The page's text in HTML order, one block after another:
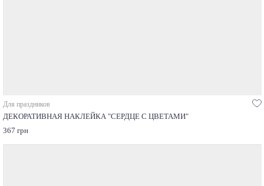
Для праздников
ДЕКОРАТИВНАЯ НАКЛЕЙКА "СЕРДЦЕ С ЦВЕТАМИ"
367 грн